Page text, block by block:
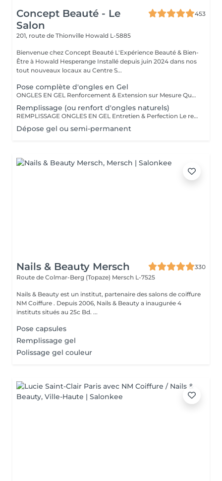
Concept Beauté - Le
Salon
453
201, route de Thionville Howald L-5885
Bienvenue chez Concept Beauté L'Expérience Beauté & Bien-
Être à Howald Hesperange Installé depuis juin 2024 dans nos
tout nouveaux locaux au Centre S...
Pose complète d'ongles en Gel
ONGLES EN GEL Renforcement & Extension sur Mesure Que vous souhaitiez allonger, renforcer ou corriger vos ongles, la technique du gel ProNails permet d'obtenir des ongles impeccables, résistants et naturels. Pourquoi choisir les ongles en gel ? Adapté aux ongles fragiles ou cassants Permet d'obtenir une longueur et une forme personnalisées Finition naturelle ou sophistiquée selon vos envies Remplissage conseillé toutes les 3 à 4 semaines Possibilité de French manucure, effet babyboomer ou nail art selon vos envies !
Remplissage (ou renfort d'ongles naturels)
REMPLISSAGE ONGLES EN GEL Entretien & Perfection Le remplissage des ongles en gel est une étape essentielle pour préserver la beauté et la tenue de votre pose. Avec la repousse naturelle de l'ongle, un entretien régulier permet de redonner à vos ongles un aspect parfait, sans avoir à refaire une pose complète. Pourquoi faire un remplissage ? Redonne un aspect uniforme et impeccable Préserve la solidité et la durabilité de votre pose en gel Évite les décollements et renforce la structure de l'ongle Possibilité de changer la couleur ou d'ajouter une nouvelle décoration Fréquence conseillée : toutes les 3 à 4 semaines pour un résultat toujours soigné et harmonieux. Profitez-en pour opter pour une nouvelle teinte, un effet babyboomer ou un nail art unique !
Dépose gel ou semi-permanent
Nails & Beauty Mersch
330
Route de Colmar-Berg (Topaze) Mersch L-7525
Nails & Beauty est un institut, partenaire des salons de coiffure
NM Coiffure . Depuis 2006, Nails & Beauty a inaugurée 4
instituts situés au 25c Bd. ...
Pose capsules
Remplissage gel
Polissage gel couleur